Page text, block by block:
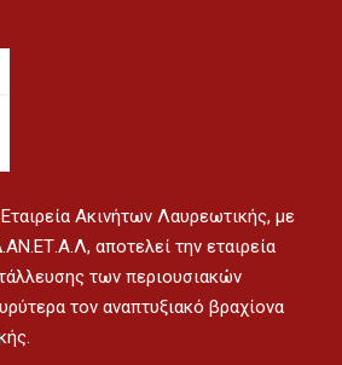
Ακινήτων Λαυρεωτικής, με
αποτελεί την εταιρεία
των περιουσιακών
τον αναπτυξιακό βραχίονα